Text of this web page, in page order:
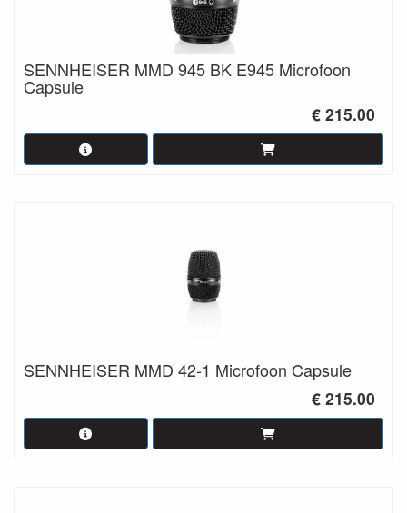
SENNHEISER MMD 945 BK E945 Microfoon
Capsule
€ 215.00
SENNHEISER MMD 42-1 Microfoon Capsule
€ 215.00